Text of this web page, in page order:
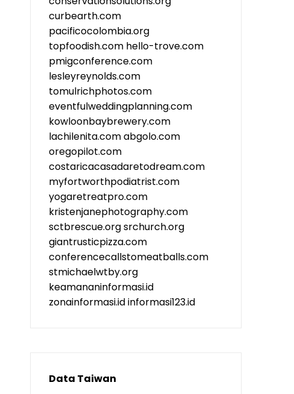
curbearth.com
pacificocolombia.org
topfoodish.com hello-trove.com
pmigconference.com
lesleyreynolds.com
tomulrichphotos.com
eventfulweddingplanning.com
kowloonbaybrewery.com
lachilenita.comabgolo.com
oregopilot.com
costaricacasadaretodream.com
myfortworthpodiatrist.com
yogaretreatpro.com
kristenjanephotography.com
sctbrescue.orgsrchurch.org
giantrusticpizza.com
conferencecallstomeatballs.com
stmichaelwtby.org
keamananinformasi.id
zonainformasi.idinformasi123.id
Data Taiwan